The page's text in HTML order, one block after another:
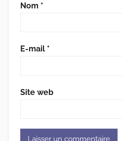
Nom *
E-mail *
Site web